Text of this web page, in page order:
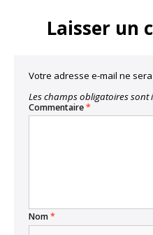
Laisser un
Votre adresse e-mail ne
Les champs obligatoires sont
Commentaire*
Nom*